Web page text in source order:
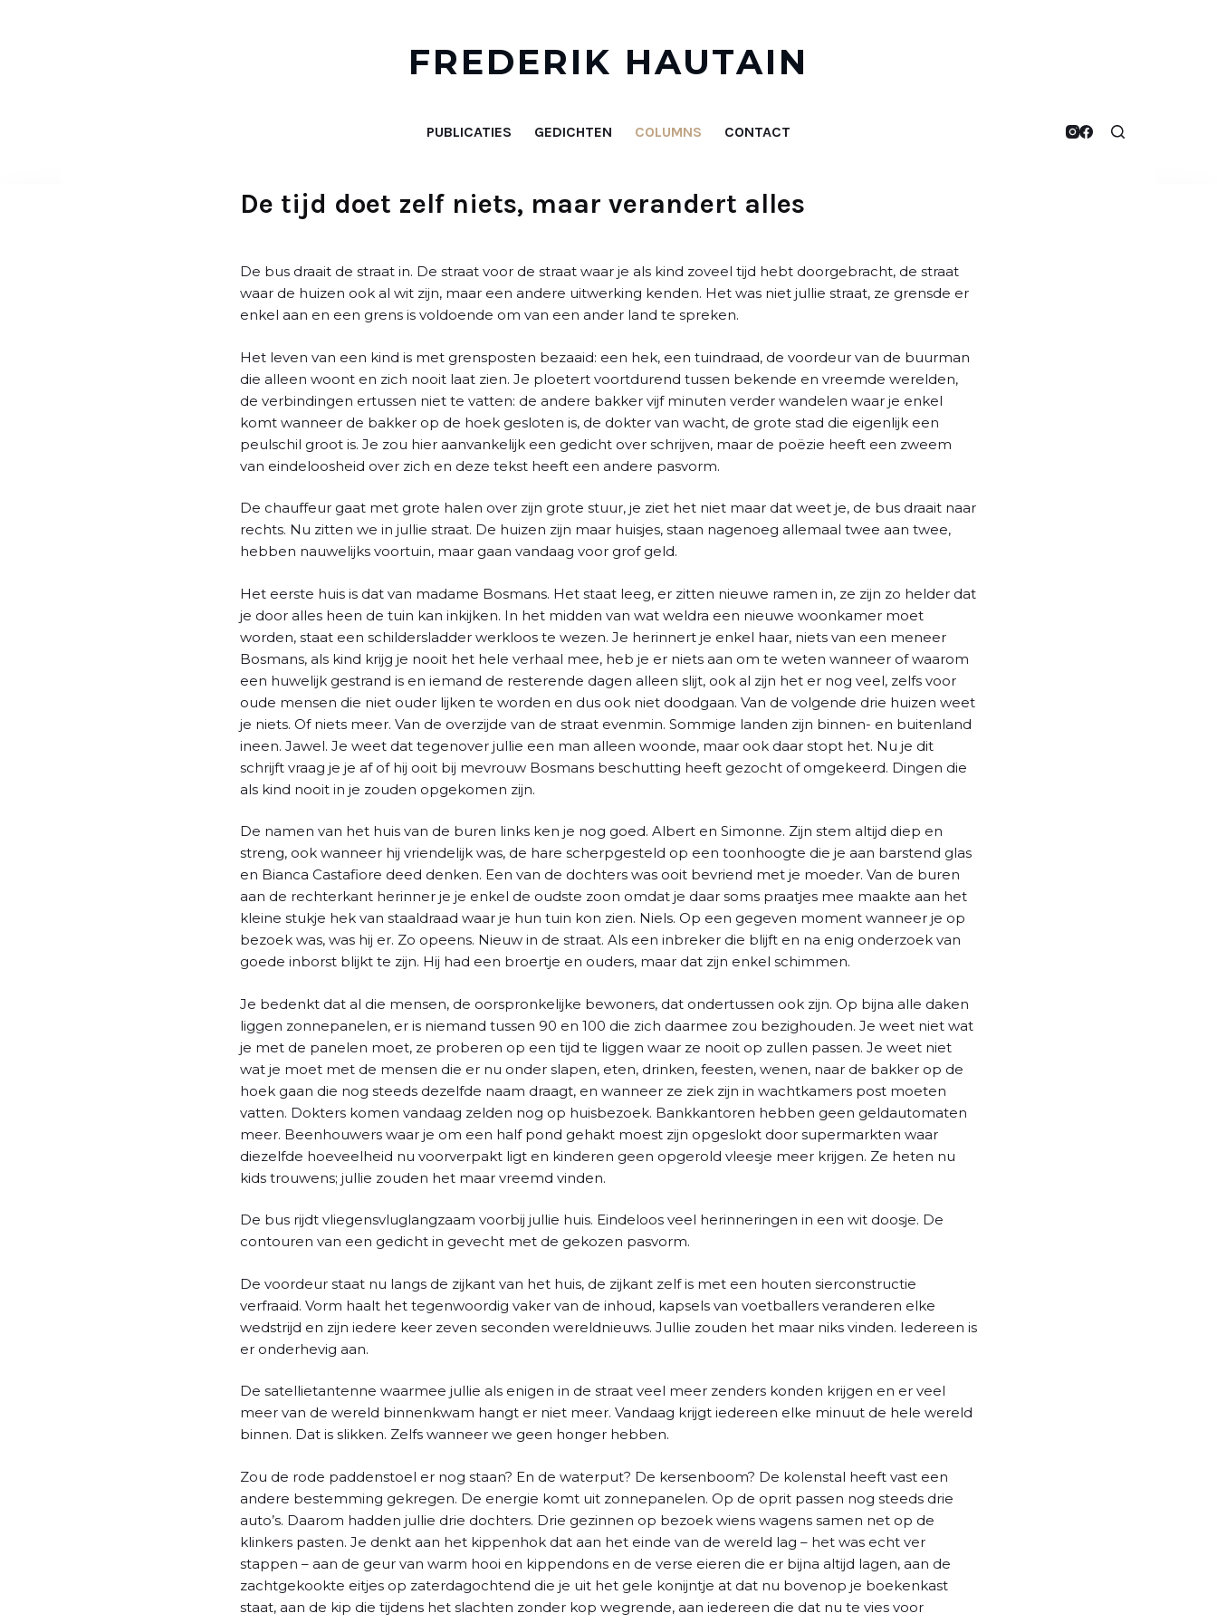
FREDERIK HAUTAIN
PUBLICATIES GEDICHTEN COLUMNS CONTACT
De tijd doet zelf niets, maar verandert alles
De bus draait de straat in. De straat voor de straat waar je als kind zoveel tijd hebt doorgebracht, de straat
waar de huizen ook al wit zijn, maar een andere uitwerking kenden. Het was niet jullie straat, ze grensde er
enkel aan en een grens is voldoende om van een ander land te spreken.
Het leven van een kind is met grensposten bezaaid: een hek, een tuindraad, de voordeur van de buurman
die alleen woont en zich nooit laat zien. Je ploetert voortdurend tussen bekende en vreemde werelden,
de verbindingen ertussen niet te vatten: de andere bakker vijf minuten verder wandelen waar je enkel
komt wanneer de bakker op de hoek gesloten is, de dokter van wacht, de grote stad die eigenlijk een
peulschil groot is. Je zou hier aanvankelijk een gedicht over schrijven, maar de poëzie heeft een zweem
van eindeloosheid over zich en deze tekst heeft een andere pasvorm.
De chauffeur gaat met grote halen over zijn grote stuur, je ziet het niet maar dat weet je, de bus draait naar
rechts. Nu zitten we in jullie straat. De huizen zijn maar huisjes, staan nagenoeg allemaal twee aan twee,
hebben nauwelijks voortuin, maar gaan vandaag voor grof geld.
Het eerste huis is dat van madame Bosmans. Het staat leeg, er zitten nieuwe ramen in, ze zijn zo helder dat
je door alles heen de tuin kan inkijken. In het midden van wat weldra een nieuwe woonkamer moet
worden, staat een schildersladder werkloos te wezen. Je herinnert je enkel haar, niets van een meneer
Bosmans, als kind krijg je nooit het hele verhaal mee, heb je er niets aan om te weten wanneer of waarom
een huwelijk gestrand is en iemand de resterende dagen alleen slijt, ook al zijn het er nog veel, zelfs voor
oude mensen die niet ouder lijken te worden en dus ook niet doodgaan. Van de volgende drie huizen weet
je niets. Of niets meer. Van de overzijde van de straat evenmin. Sommige landen zijn binnen- en buitenland
ineen. Jawel. Je weet dat tegenover jullie een man alleen woonde, maar ook daar stopt het. Nu je dit
schrijft vraag je je af of hij ooit bij mevrouw Bosmans beschutting heeft gezocht of omgekeerd. Dingen die
als kind nooit in je zouden opgekomen zijn.
De namen van het huis van de buren links ken je nog goed. Albert en Simonne. Zijn stem altijd diep en
streng, ook wanneer hij vriendelijk was, de hare scherpgesteld op een toonhoogte die je aan barstend glas
en Bianca Castafiore deed denken. Een van de dochters was ooit bevriend met je moeder. Van de buren
aan de rechterkant herinner je je enkel de oudste zoon omdat je daar soms praatjes mee maakte aan het
kleine stukje hek van staaldraad waar je hun tuin kon zien. Niels. Op een gegeven moment wanneer je op
bezoek was, was hij er. Zo opeens. Nieuw in de straat. Als een inbreker die blijft en na enig onderzoek van
goede inborst blijkt te zijn. Hij had een broertje en ouders, maar dat zijn enkel schimmen.
Je bedenkt dat al die mensen, de oorspronkelijke bewoners, dat ondertussen ook zijn. Op bijna alle daken
liggen zonnepanelen, er is niemand tussen 90 en 100 die zich daarmee zou bezighouden. Je weet niet wat
je met de panelen moet, ze proberen op een tijd te liggen waar ze nooit op zullen passen. Je weet niet
wat je moet met de mensen die er nu onder slapen, eten, drinken, feesten, wenen, naar de bakker op de
hoek gaan die nog steeds dezelfde naam draagt, en wanneer ze ziek zijn in wachtkamers post moeten
vatten. Dokters komen vandaag zelden nog op huisbezoek. Bankkantoren hebben geen geldautomaten
meer. Beenhouwers waar je om een half pond gehakt moest zijn opgeslokt door supermarkten waar
diezelfde hoeveelheid nu voorverpakt ligt en kinderen geen opgerold vleesje meer krijgen. Ze heten nu
kids trouwens; jullie zouden het maar vreemd vinden.
De bus rijdt vliegensvluglangzaam voorbij jullie huis. Eindeloos veel herinneringen in een wit doosje. De
contouren van een gedicht in gevecht met de gekozen pasvorm.
De voordeur staat nu langs de zijkant van het huis, de zijkant zelf is met een houten sierconstructie
verfraaid. Vorm haalt het tegenwoordig vaker van de inhoud, kapsels van voetballers veranderen elke
wedstrijd en zijn iedere keer zeven seconden wereldnieuws. Jullie zouden het maar niks vinden. Iedereen is
er onderhevig aan.
De satellietantenne waarmee jullie als enigen in de straat veel meer zenders konden krijgen en er veel
meer van de wereld binnenkwam hangt er niet meer. Vandaag krijgt iedereen elke minuut de hele wereld
binnen. Dat is slikken. Zelfs wanneer we geen honger hebben.
Zou de rode paddenstoel er nog staan? En de waterput? De kersenboom? De kolenstal heeft vast een
andere bestemming gekregen. De energie komt uit zonnepanelen. Op de oprit passen nog steeds drie
auto’s. Daarom hadden jullie drie dochters. Drie gezinnen op bezoek wiens wagens samen net op de
klinkers pasten. Je denkt aan het kippenhok dat aan het einde van de wereld lag – het was echt ver
stappen – aan de geur van warm hooi en kippendons en de verse eieren die er bijna altijd lagen, aan de
zachtgekookte eitjes op zaterdagochtend die je uit het gele konijntje at dat nu bovenop je boekenkast
staat, aan de kip die tijdens het slachten zonder kop wegrende, aan iedereen die dat nu te vies voor